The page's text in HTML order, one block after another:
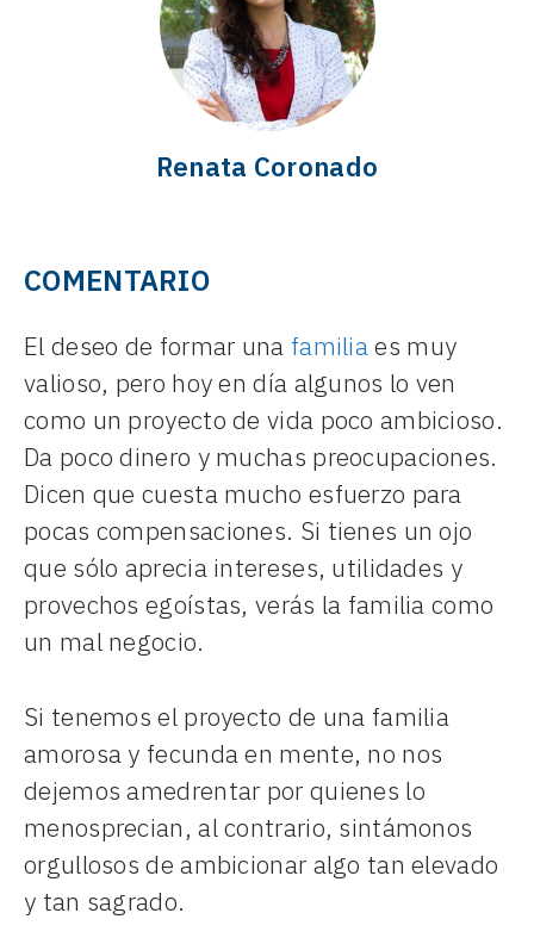
Renata Coronado
COMENTARIO
El deseo de formar una familiaes muy
valioso, pero hoy en día algunos lo ven
como un proyecto de vida poco ambicioso.
Da poco dinero y muchas preocupaciones.
Dicen que cuesta mucho esfuerzo para
pocas compensaciones. Si tienes un ojo
que sólo aprecia intereses, utilidades y
provechos egoístas, verás la familia como
un mal negocio.
Si tenemos el proyecto de una familia
amorosa y fecunda en mente, no nos
dejemos amedrentar por quienes lo
menosprecian, al contrario, sintámonos
orgullosos de ambicionar algo tan elevado
y tan sagrado.